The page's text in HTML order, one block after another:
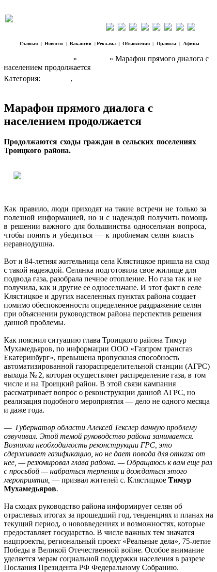
Главная | Новости | Вакансии | Реклама | Объявления | Правила | Афиша
»
» Марафон прямого диалога с
населением продолжается
Категория:
,
Марафон прямого диалога с
населением продолжается
Продолжаются сходы граждан в сельских поселениях
Троицкого района.
Как правило, люди приходят на такие встречи не только за
полезной информацией, но и с надеждой получить помощь
в решении важного для большинства односельчан вопроса,
чтобы понять и убедиться — к проблемам селян власть
неравнодушна.
Вот и 84‑летняя жительница села Клястицкое пришла на сход
с такой надеждой. Селянка подготовила свое жилище для
подвода газа, разобрала печное отопление. Но газа так и не
получила, как и другие ее односельчане. И этот факт в селе
Клястицкое и других населенных пунктах района создает
помимо обеспокоенности определенное раздражение селян
при объяснении руководством района перспектив решения
данной проблемы.
Как пояснил ситуацию глава Троицкого района Тимур
Мухамедьяров, по информации ООО «Газпром трансгаз
Екатеринбург», превышена пропускная способность
автоматизированной газораспределительной станции (АГРС)
выхода № 2, которая осуществляет распределение газа, в том
числе и на Троицкий район. В этой связи кампания
рассматривает вопрос о реконструкции данной АГРС, но
реализация подобного мероприятия — дело не одного месяца
и даже года.
— Губернатор области Алексей Текслер данную проблему
озвучивал. Этой темой руководство района занимается.
Возникла необходимость реконструкции ГРС, это
сдерживает газификацию, но не дает повода для отказа от
нее, — резюмировал глава района. — Обращаюсь к вам еще раз
с просьбой — набраться терпения и дождаться этого
мероприятия, — призвал жителей с. Клястицкое Тимур
Мухамедьяров.
На сходах руководство района информирует селян об
отраслевых итогах за прошедший год, тенденциях и планах на
текущий период, о нововведениях и возможностях, которые
предоставляет государство. В числе важных тем значатся
нацпроекты, региональный проект «Реальные дела», 75‑летие
Победы в Великой Отечественной войне. Особое внимание
уделяется мерам социальной поддержки населения в разрезе
Послания Президента РФ Федеральному Собранию.